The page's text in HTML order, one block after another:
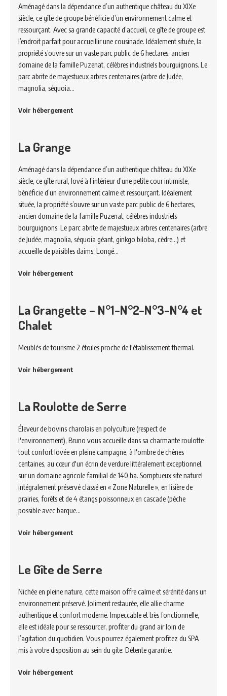
Aménagé dans la dépendance d’un authentique château du XIXe
siècle, ce gîte de groupe bénéficie d’un environnement calme et
ressourçant. Avec sa grande capacité d’accueil, ce gîte de groupe est
l’endroit parfait pour accueillir une cousinade. Idéalement située, la
propriété s’ouvre sur un vaste parc public de 6 hectares, ancien
domaine de la famille Puzenat, célèbres industriels bourguignons. Le
parc abrite de majestueux arbres centenaires (arbre de Judée,
magnolia, séquoia…
Voir hébergement
La Grange
Aménagé dans la dépendance d’un authentique château du XIXe
siècle, ce gîte rural, lové à l’intérieur d’une petite cour intimiste,
bénéficie d’un environnement calme et ressourçant. Idéalement
située, la propriété s’ouvre sur un vaste parc public de 6 hectares,
ancien domaine de la famille Puzenat, célèbres industriels
bourguignons. Le parc abrite de majestueux arbres centenaires (arbre
de Judée, magnolia, séquoia géant, ginkgo biloba, cèdre…) et
accueille de paisibles daims. Longé…
Voir hébergement
La Grangette – N°1-N°2-N°3-N°4 et
Chalet
Meublés de tourisme 2 étoiles proche de l'établissement thermal.
Voir hébergement
La Roulotte de Serre
Éleveur de bovins charolais en polyculture (respect de
l'environnement), Bruno vous accueille dans sa charmante roulotte
tout confort lovée en pleine campagne, à l'ombre de chênes
centaines, au cœur d'un écrin de verdure littéralement exceptionnel,
sur un domaine agricole familial de 140 ha. Somptueux site naturel
intégralement préservé classé en « Zone Naturelle », en lisière de
prairies, forêts et de 4 étangs poissonneux en cascade (pêche
possible avec barque…
Voir hébergement
Le Gîte de Serre
Nichée en pleine nature, cette maison offre calme et sérénité dans un
environnement préservé. Joliment restaurée, elle allie charme
authentique et confort moderne. Impeccable et très fonctionnelle,
elle est idéale pour se ressourcer, profiter du grand air loin de
l’agitation du quotidien. Vous pourrez également profitez du SPA
mis à votre disposition au sein du gite: Détente garantie.
Voir hébergement